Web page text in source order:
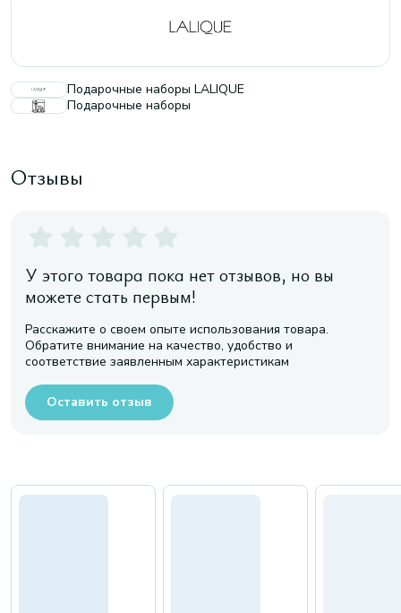
Подарочные наборы LALIQUE
Подарочные наборы
Отзывы
У этого товара пока нет отзывов, но вы
можете стать первым!
Расскажите о своем опыте использования товара.
Обратите внимание на качество, удобство и
соответствие заявленным характеристикам
Оставить отзыв